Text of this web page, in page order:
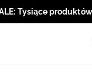
Tysiące